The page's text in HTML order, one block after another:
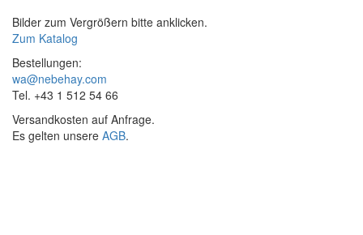
Bilder zum Vergrößern bitte anklicken.
Zum Katalog
Bestellungen:
wa@nebehay.com
Tel. +43 1 512 54 66
Versandkosten auf Anfrage.
Es gelten unsere AGB.